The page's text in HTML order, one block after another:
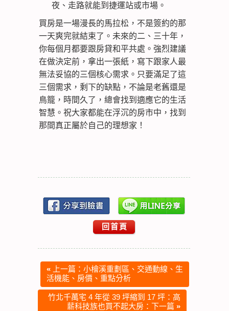
夜、走路就能到捷運站或市場。
買房是一場漫長的馬拉松，不是簽約的那
一天爽完就結束了。未來的二、三十年，
你每個月都要跟房貸和平共處。強烈建議
在做決定前，拿出一張紙，寫下跟家人最
無法妥協的三個核心需求。只要滿足了這
三個需求，剩下的缺點，不論是老舊還是
鳥籠，時間久了，總會找到適應它的生活
智慧。祝大家都能在浮沉的房市中，找到
那間真正屬於自己的理想家！
回首頁
« 上一篇：小檜溪重劃區、交通動線、生
活機能、房價、重點分析
竹北千萬宅 4 年從 39 坪縮到 17 坪：高
薪科技族也買不起大房：下一篇 »